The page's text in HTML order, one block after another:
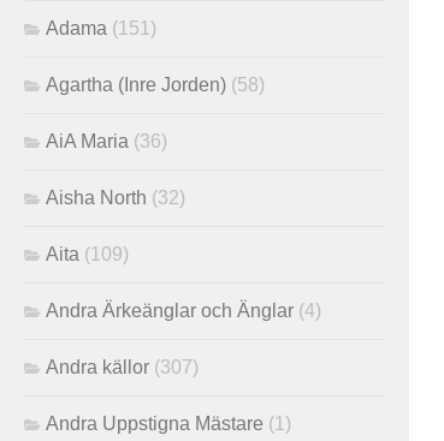
Adama (151)
Agartha (Inre Jorden) (58)
AiA Maria (36)
Aisha North (32)
Aita (109)
Andra Ärkeänglar och Änglar (4)
Andra källor (307)
Andra Uppstigna Mästare (1)